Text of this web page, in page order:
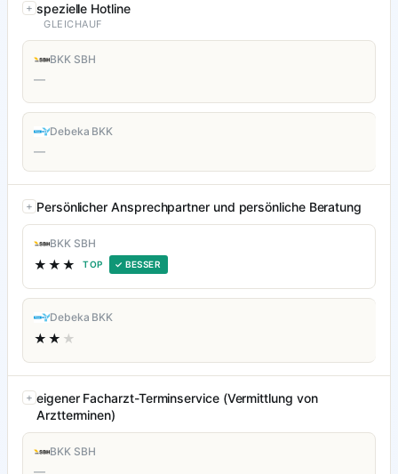
spezielle Hotline
GLEICHAUF
BKK SBH
—
Debeka BKK
—
Persönlicher Ansprechpartner und persönliche Beratung
BKK SBH
★★★ TOP ✓ BESSER
Debeka BKK
★★ ★
eigener Facharzt-Terminservice (Vermittlung von
Arztterminen)
BKK SBH